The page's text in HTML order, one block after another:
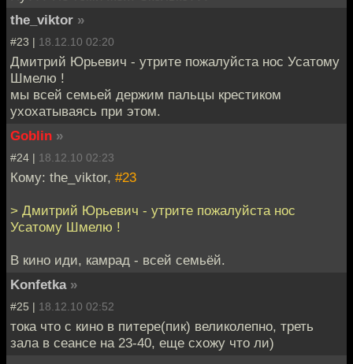
the_viktor »
#23 | 18.12.10 02:20
Дмитрий Юрьевич - утрите пожалуйста нос Усатому
Шмелю !
мы всей семьей держим пальцы крестиком
ухохатываясь при этом.
Goblin »
#24 | 18.12.10 02:23
Кому: the_viktor, #23
> Дмитрий Юрьевич - утрите пожалуйста нос
Усатому Шмелю !
В кино иди, камрад - всей семьёй.
Konfetka »
#25 | 18.12.10 02:52
тока что с кино в питере(пик) великолепно, треть
зала в сеансе на 23-40, еще схожу что ли)